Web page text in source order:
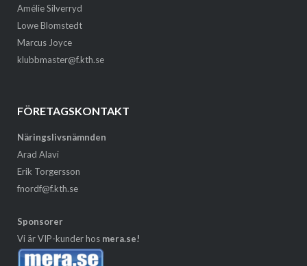
Amélie Silverryd
Lowe Blomstedt
Marcus Joyce
klubbmaster@f.kth.se
FÖRETAGSKONTAKT
Näringslivsnämnden
Arad Alavi
Erik Torgersson
fnordf@f.kth.se
Sponsorer
Vi är VIP-kunder hos mera.se!